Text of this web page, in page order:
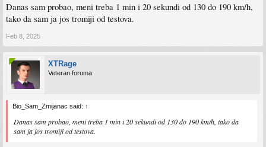
Danas sam probao, meni treba 1 min i 20 sekundi od 130 do 190 km/h,
tako da sam ja jos tromiji od testova.
Feb 8, 2025
XTRage
Veteran foruma
Bio_Sam_Zmijanac said: ↑
Danas sam probao, meni treba 1 min i 20 sekundi od 130 do 190 km/h, tako da
sam ja jos tromiji od testova.